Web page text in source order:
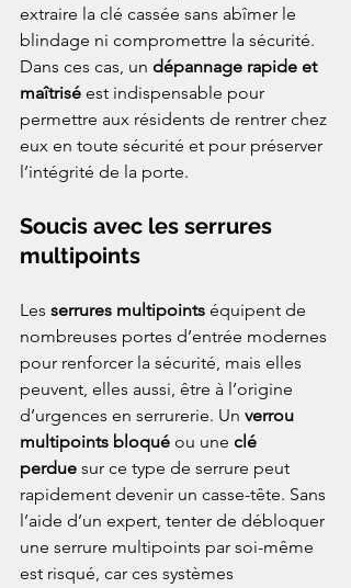
extraire la clé cassée sans abîmer le
blindage ni compromettre la sécurité.
Dans ces cas, un dépannage rapide et
maîtrisé est indispensable pour
permettre aux résidents de rentrer chez
eux en toute sécurité et pour préserver
l’intégrité de la porte.
Soucis avec les serrures
multipoints
Les serrures multipoints équipent de
nombreuses portes d’entrée modernes
pour renforcer la sécurité, mais elles
peuvent, elles aussi, être à l’origine
d’urgences en serrurerie. Un verrou
multipoints bloqué ou une clé
perdue sur ce type de serrure peut
rapidement devenir un casse-tête. Sans
l’aide d’un expert, tenter de débloquer
une serrure multipoints par soi-même
est risqué, car ces systèmes